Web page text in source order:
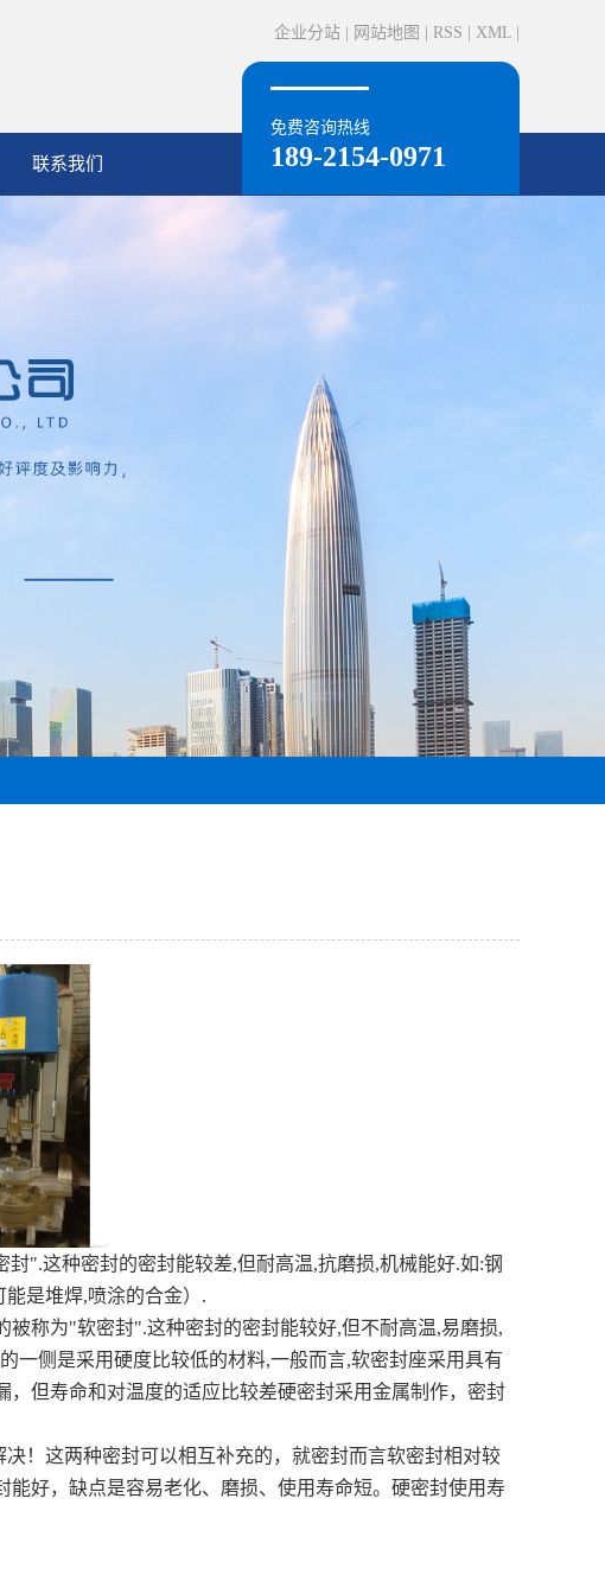
企业分站 网站地图 RSS XML
免费咨询热线
189-2154-0971
联系我们
".这种密封的密封能较差,但耐高温,抗磨损,机械能好.如:钢
是堆焊,喷涂的合金）.
称为"软密封".这种密封的密封能较好,但不耐高温,易磨损,
一侧是采用硬度比较低的材料,一般而言,软密封座采用具有
但寿命和对温度的适应比较差硬密封采用金属制作，密封
！这两种密封可以相互补充的，就密封而言软密封相对较
好，缺点是容易老化、磨损、使用寿命短。硬密封使用寿